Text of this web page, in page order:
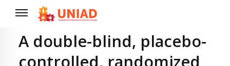
A double-blind, placebo-
controlled, randomized